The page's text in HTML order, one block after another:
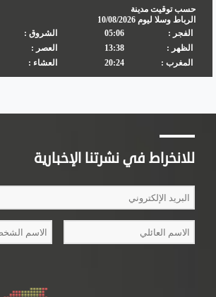
للانخراط في نشرتنا الإخبارية